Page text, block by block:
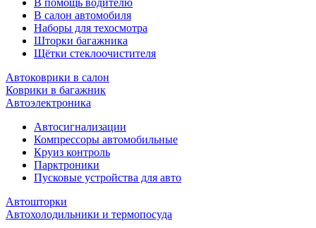
В помощь водителю
В салон автомобиля
Наборы для техосмотра
Шторки багажника
Щётки стеклоочистителя
Автоковрики в салон
Коврики в багажник
Автоэлектроника
Автосигнализации
Компрессоры автомобильные
Круиз контроль
Парктроники
Пусковые устройства для авто
Автошторки
Автохолодильники и термопосуда